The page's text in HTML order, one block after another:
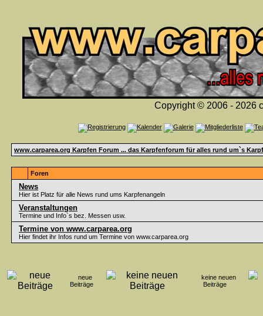
Copyright © 2006 - 2026
www.carparea.org Karpfen Forum ... das Karpfenforum für alles rund um`s
Foren
News
Hier ist Platz für alle News rund ums Karpfenangeln
Veranstaltungen
Termine und Info`s bez. Messen usw.
Termine von www.carparea.org
Hier findet ihr Infos rund um Termine von www.carparea.org
neue
Beiträge
keine neuen
Beiträge